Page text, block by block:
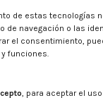
de estas tecnologías
de navegación o las
el consentimiento,
funciones.
, para aceptar el